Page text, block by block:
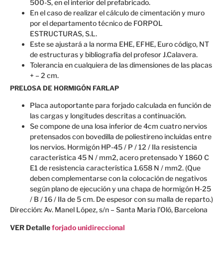
500-S, en el interior del prefabricado.
En el caso de realizar el cálculo de cimentación y muro
por el departamento técnico de FORPOL
ESTRUCTURAS, S.L.
Este se ajustará a la norma EHE, EFHE, Euro código, NT
de estructuras y bibliografía del profesor J.Calavera.
Tolerancia en cualquiera de las dimensiones de las placas
+ – 2 cm.
PRELOSA DE HORMIGÓN FARLAP
Placa autoportante para forjado calculada en función de
las cargas y longitudes descritas a continuación.
Se compone de una losa inferior de 4cm cuatro nervios
pretensados con bovedilla de poliestireno incluidas entre
los nervios. Hormigón HP-45 / P / 12 / IIa resistencia
característica 45 N / mm2, acero pretensado Y 1860 C
E1 de resistencia característica 1.658 N / mm2. (Que
deben complementarse con la colocación de negativos
según plano de ejecución y una chapa de hormigón H-25
/ B / 16 / IIa de 5 cm. De espesor con su malla de reparto.)
Dirección: Av. Manel López, s/n – Santa Maria l’Oló, Barcelona
VER Detalleforjado unidireccional